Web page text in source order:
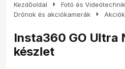
Kezdőoldal arrow_right Fotó és
Drónok és akciókamerák arrow_right
Insta360 GO Ultra
készlet